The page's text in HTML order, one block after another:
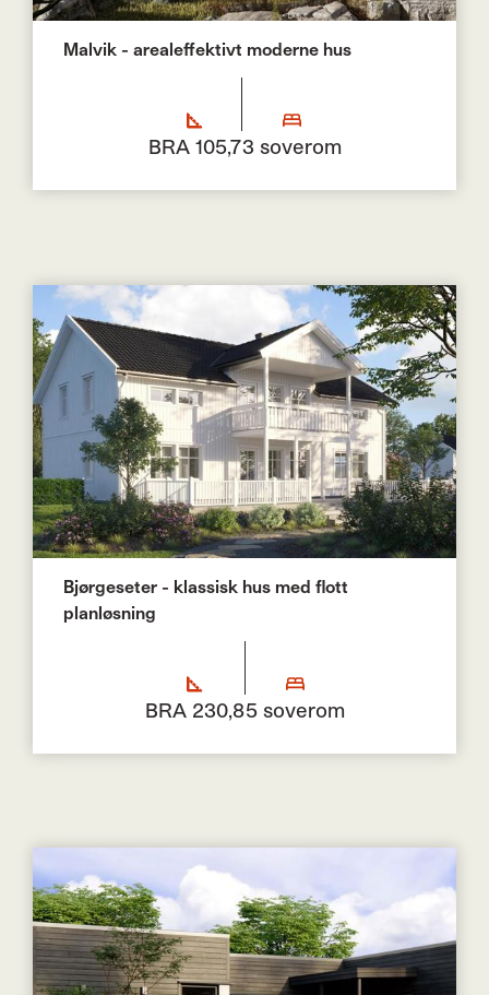
Malvik - arealeffektivt moderne hus
BRA 105,73 soverom
Bjørgeseter - klassisk hus med flott
planløsning
BRA 230,85 soverom